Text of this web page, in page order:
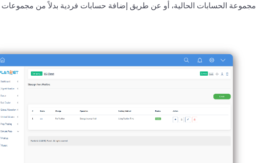
مجموعة الحسابات الحالية، أو عن طريق إضافة حسابات فردية بدلاً من مجموعات